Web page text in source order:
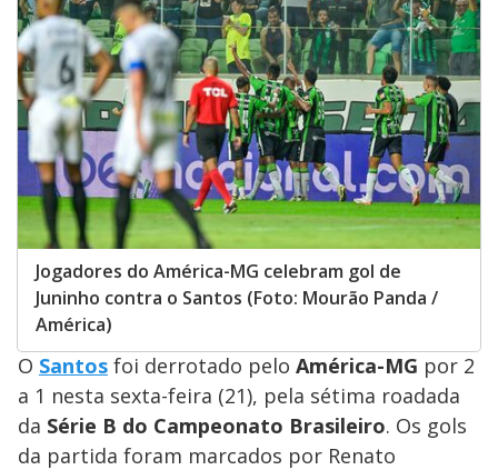
Jogadores do América-MG celebram gol de
Juninho contra o Santos (Foto: Mourão Panda /
América)
O Santos foi derrotado pelo América-MG por 2
a 1 nesta sexta-feira (21), pela sétima roadada
da Série B do Campeonato Brasileiro. Os gols
da partida foram marcados por Renato